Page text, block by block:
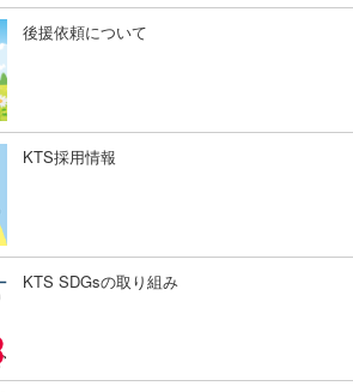
後援依頼について
KTS採用情報
KTS SDGsの取り組み